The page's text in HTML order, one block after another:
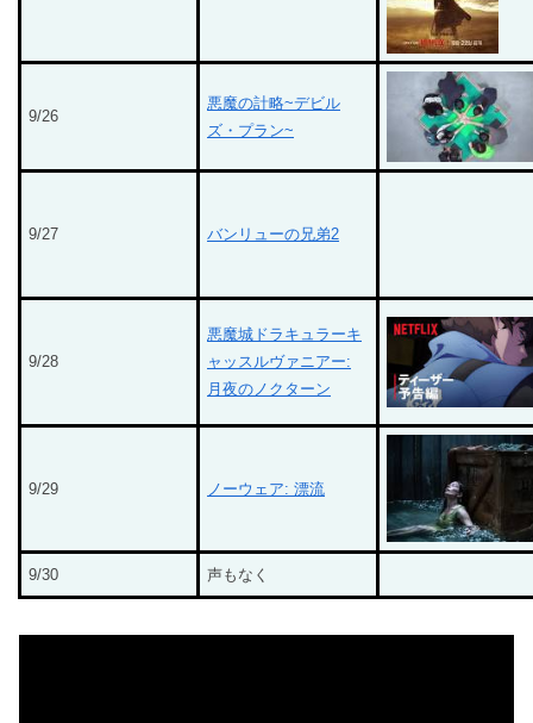
9/26
悪魔の計略~デビル
ズ・プラン~
9/27 バンリューの兄弟2
9/28
悪魔城ドラキュラーキ
ャッスルヴァニアー:
月夜のノクターン
9/29 ノーウェア: 漂流
9/30 声もなく